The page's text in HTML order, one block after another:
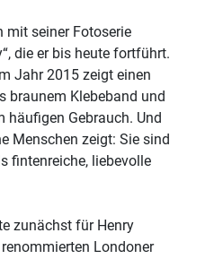
mit seiner Fotoserie
die er bis heute fortführt.
Jahr 2015 zeigt einen
braunem Klebeband und
häufigen Gebrauch. Und
Menschen zeigt: Sie sind
fintenreiche, liebevolle
zunächst für Henry
Londoner